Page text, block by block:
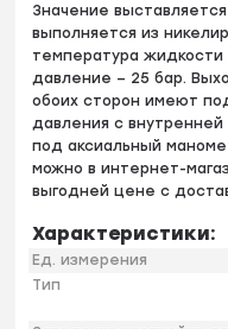
Значение
выполняется из
температура
давление – 25 бар.
обоих сторон имеют
давления с
под аксиальный
можно в интернет-
выгодней цене с
Характеристики:
Ед. измерения
Тип